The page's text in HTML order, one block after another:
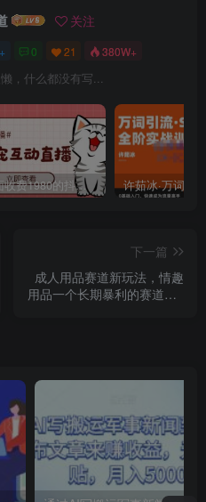
关注
0 21 380W+
，什么都没有写...
外面收费1980的抖音萌宠宠直播项目，可虚拟人直播，抖音报白，实时互动直播【软件+详细教程】
下一篇
成人用品赛道新玩法，情趣
用品一个长期暴利的赛道，3